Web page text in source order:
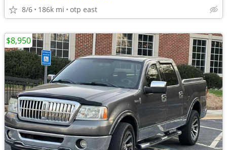
8/6 186k mi otp east
$8,950